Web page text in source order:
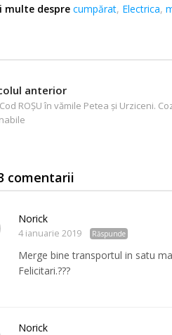
multe despre cumpărat, Electrica,
anterior
ROȘU în vămile Petea și Urziceni.
comentarii
Norick
4 ianuarie 2019 Răspunde
Merge bine transportul in satu
Felicitari.???
Norick